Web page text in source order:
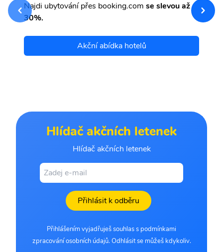
Najdi ubytování přes booking.com se slevou až
30%.
Akční abídka hotelů
Hlídač akčních letenek
Hlídač akčních letenek
Přihlásit k odběru
Přihlášením vyjadřuješ souhlas s podmínkami
zpracování osobních údajů. Odhlásit se můžeš kdykoliv.